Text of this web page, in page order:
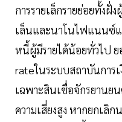
การรายเล็กรายย่อยทั้ง
เล็นและนาโนไฟแนนซ์
หนี้ผู้มีรายได้น้อยทั่วไป
rateในระบบสถาบันการ
เฉพาะสินเชื่อจักรยานย
ความเสี่ยงสูง หากยกเลิก